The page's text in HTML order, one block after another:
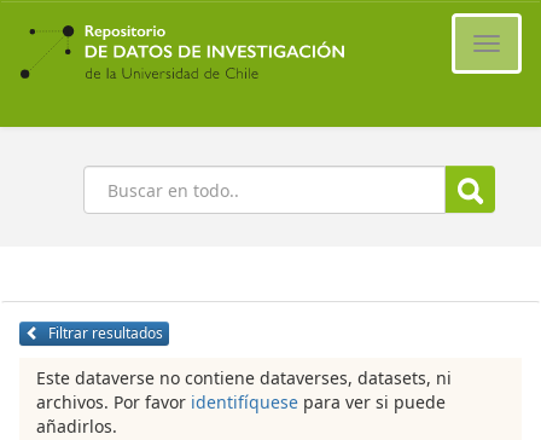
Ir
contenido
principal
Buscar
Filtrar resultados
Este dataverse no contiene dataverses, datasets, ni
archivos. Por favor identifíquese para ver si puede
añadirlos.